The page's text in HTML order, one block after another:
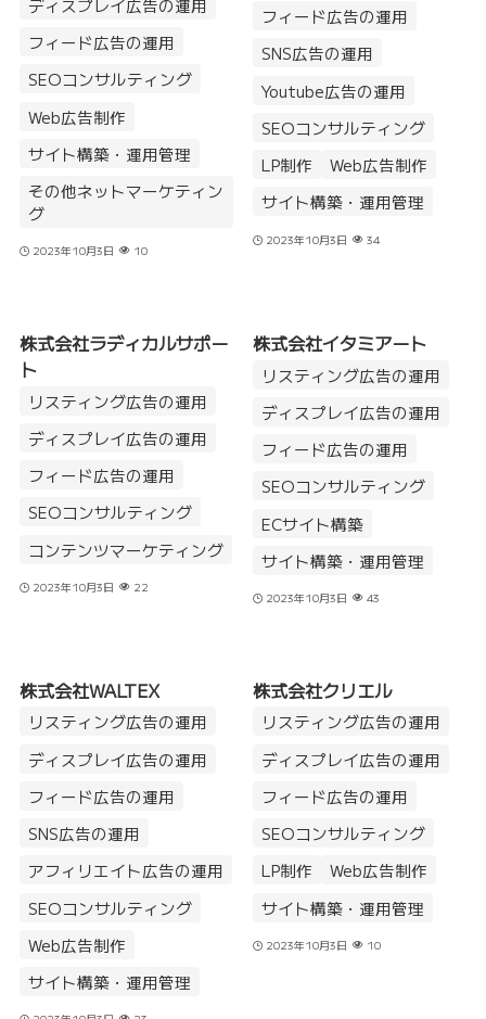
ディスプレイ広告の運用
フィード広告の運用
SEOコンサルティング
Web広告制作
サイト構築・運用管理
その他ネットマーケティン
グ
2023年10月3日 10
フィード広告の運用
SNS広告の運用
Youtube広告の運用
SEOコンサルティング
LP制作
Web広告制作
サイト構築・運用管理
2023年10月3日 34
株式会社ラディカルサポー
ト
リスティング広告の運用
ディスプレイ広告の運用
フィード広告の運用
SEOコンサルティング
コンテンツマーケティング
2023年10月3日 22
株式会社イタミアート
リスティング広告の運用
ディスプレイ広告の運用
フィード広告の運用
SEOコンサルティング
ECサイト構築
サイト構築・運用管理
2023年10月3日 43
株式会社WALTEX
リスティング広告の運用
ディスプレイ広告の運用
フィード広告の運用
SNS広告の運用
アフィリエイト広告の運用
SEOコンサルティング
Web広告制作
サイト構築・運用管理
株式会社クリエル
リスティング広告の運用
ディスプレイ広告の運用
フィード広告の運用
SEOコンサルティング
LP制作
Web広告制作
サイト構築・運用管理
2023年10月3日 10